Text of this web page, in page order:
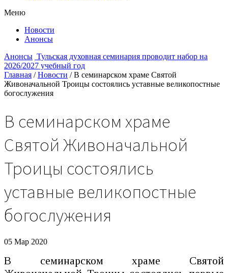
Меню
Новости
Анонсы
Анонсы Тульская духовная семинария проводит набор на
2026/2027 учебный год
Главная / Новости / В семинарском храме Святой
Живоначальной Троицы состоялись уставные великопостные
богослужения
В семинарском храме
Святой Живоначальной
Троицы состоялись
уставные великопостные
богослужения
05 Мар 2020
В семинарском храме Святой